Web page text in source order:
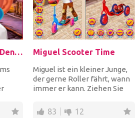
Coco Miguel At The Dentist Miguel Scooter Time
Miguel ist ein kleiner Junge,
der gerne Roller fährt, wann
immer er kann. Ziehen Sie
83 12